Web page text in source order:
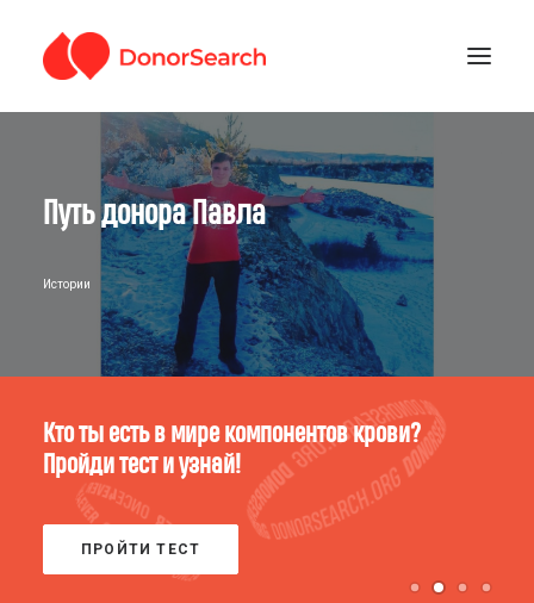
ЗАРЕГИСТРИРОВАТЬСЯ
ПОДДЕРЖАТЬ ПРОЕКТ
ГДЕ СДАТЬ КРОВЬ
Путь донора Павла
Истории
Кто ты есть в мире компонентов крови?
Пройди тест и узнай!
ПРОЙТИ ТЕСТ